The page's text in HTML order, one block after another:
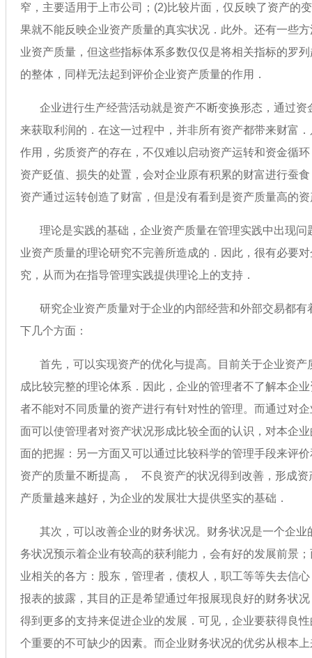
窄，主要适用于上市公司；(2)比较片面，仅反映了资产
果就不能反映企业资产质量的真实状况．此外。还有一些
业资产质量，但这些指标体系多数仅仅是将相关指标的罗列
的整体，同样无法起到评价企业资产质量的作用．
企业进行生产经营活动就是资产不断变换形态，通过资金
来获取利润的．在这一过程中，并非所有资产都带来财
作用，劣质资产的存在，不仅难以启动资产运转和资金循环
资产贬值、损失的处置，会对企业原有积累的财富进行蚕
资产通过运转创造了财富，但是没有看到是资产质量高的
理论是实践的基础，企业资产质量在管理实践中出现问
业资产质量的理论研究不完善所造成的．因此，很有必
究，从而为在指导管理实践提供理论上的支持．
研究企业资产质量对于企业的内部经营和外部交易都有着
下几个方面：
首先，可以实现资产的优化与提高。目前关于企业资产
成比较完整的理论体系．因此，企业的管理者不了解本企业资
者不能对不同质量的资产进行有针对性的管理。而通过对企
面可以使管理者对资产状况形成比较全面的认识，对本企
面的把握：另一方面又可以通过比较科学的管理手段来评价
资产的质量不断提高， 不良资产的状况得到改善，形成
产质量越来越好，为企业的发展壮大提供坚实的基础．
其次，可以改善企业的财务状况。财务状况是一个企业的
务状况预示着企业有较高的获利能力，会有好的发展前景
业相关的各方：股东，管理者，债权人，职工等等失
报表的披露，其目的正是希望通过年报展现良好的财务状况
得到更多的支持来促进企业的发展．可见，企业要获得良性的
个重要的不可缺少的因素。而企业财务状况的优劣从根本上